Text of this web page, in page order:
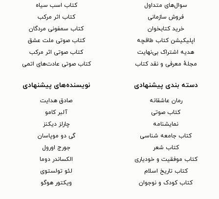
سوال‌های متداول
فروش سازمانی
خرید کتابخوان
اپلیکیشن کتاب طاقچه
هدیه اشتراک بی‌نهایت
مجلهٔ معرفی و نقد کتاب
کتاب اسب سیاه
کتاب اثر مرکب
کتاب سمفونی مردگان
کتاب صوتی ملت عشق
کتاب صوتی اثر مرکب
کتاب صوتی عادت‌های اتمی
دسته بندی پیشنهادی
رمان عاشقانه
کتاب‌ صوتی
نمایشنامه
کتاب جامعه شناسی
کتاب شعر
کتاب موفقیت و خودیاری
کتاب تاریخ اسلام
کتاب کودک و نوجوان
نویسنده‌های پیشنهادی
صادق هدایت
آلبر کامو
چارلز دیکنز
گی دو موپاسان
جورج اورول
الکساندر دوما
لئو تولستوی
ویکتور هوگو